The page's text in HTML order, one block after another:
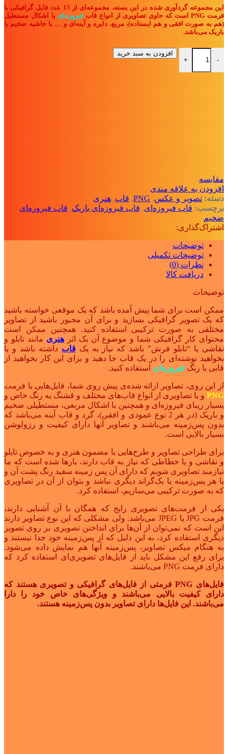
این مجموعه گردآوری شده در این بسته، مجموعه‌ای از 15 عدد فایل گرافیکی با
فرمت PNG است که حاوی تصاویری از انواع قاب‌
فیروزه‌ایبا اشکال مستطیل
(هم به صورت افقی و هم ایستاده)، مربع، دایره و آینه‌ای و … با حاشیه ضخیم یا
باریک می‌باشد.
-
+
افزودن به سبد خرید
مقايسه
افزودن به علاقه مندی
دسته: تصویر و عکس,
PNG
, قاب, هنری
برچسب: قاب فیروزه‌ای, قاب فیروزه‌ای باریک, قاب فیروزه‌ای
ضخیم
اشتراک‌گذاری:
توضیحات
توضیحات تکمیلی
نظرات (0)
دریافت کالا
توضیحات
ممکن است برای شما پیش آمده باشد که یک موقعی خواسته باشید
که یک تصویر گرافیکی بسازید و برای آن مجبور باشید از تصاویر
مختلفی به صورت ترکیبی استفاده کنید. همچنین ممکن است
محتوای کار گرافیکی شما و موضوع آن یک اثرهنری مانند تابلو و
نقاشی یا “تابلو فرش” باشد که نیاز به یکقاب داشته باشد و یا
بخواهید نوشته‌ای را در یک قاب جا دهید و برای این کار بخواهید از
قابی با رنگ فیروزه‌ای استفاده کنید.
از این روی، تصاویر ارائه شده‌ی پیش روی شما، فایل‌هایی با فرمت
PNG و با تصاویری از انواع قاب‌های مختلف و قشنگ به رنگ خاص و
بسیار زیبای فیروزه‌ای و همچنین با اشکال مربعی، مستطیلی ضخیم
و باریک (در هر 2 نوع عمودی و افقی)، گرد و قاب آینه می‌باشد که
بدون پس‌زمینه می‌باشند و تصاویر آنها دارای کیفیت و رزولوشن
بسیار بالایی است.
برای طراحی تصاویر و طرح‌هایی با مضمون هنری و به خصوص تابلو
و نقاشی و یا خطاطی که نیاز به قاب دارند، بارها شده است که ما
نیازمند تصاویری شویم که دارای آن پس زمینه سفید رنگ پشت آن و
یا هر پس‌زمینه یا بک‌گراند دیگری نباشد و بتوان از آن در تصاویری
که به صورت ترکیبی می‌سازیم، استفاده کرد.
یکی از فرمت‌های تصویری رایج که همگان با آن آشنایی دارند،
فرمت JPG یا JPEG می‌باشد. ولی مشکلی که این نوع تصاویر دارند
این است که نمی‌توان از آن‌ها برای انداختن تصویری بر روی تصویر
دیگری استفاده کرد، به این دلیل که از پس‌زمینه خود جدا نیستند و
به هنگام میکس تصاویر، پس‌زمینه آنها هم نمایش داده می‌شود.
برای رفع این مشکل باید از فایل‌های تصویری‌ای استفاده کرد که
دارای فرمت PNG می‌باشند.
فایل‌های PNG فرمتی از فایل‌های گرافیکی و تصویری هستند که
دارای کیفیت بالایی می‌باشند و ویژگی‌های خاص خود را دارا
می‌باشند. این فایل‌ها دارای تصاویر بدون پس‌زمینه هستند.